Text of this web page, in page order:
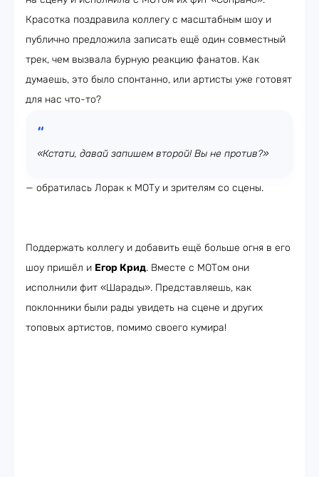
Красотка поздравила коллегу с масштабным шоу и
публично предложила записать ещё один совместный
трек, чем вызвала бурную реакцию фанатов. Как
думаешь, это было спонтанно, или артисты уже готовят
для нас что-то?
«Кстати, давай запишем второй! Вы не против?»
— обратилась Лорак к МОТу и зрителям со сцены.
Поддержать коллегу и добавить ещё больше огня в его
шоу пришёл и Егор Крид. Вместе с МОТом они
исполнили фит «Шарады». Представляешь, как
поклонники были рады увидеть на сцене и других
топовых артистов, помимо своего кумира!